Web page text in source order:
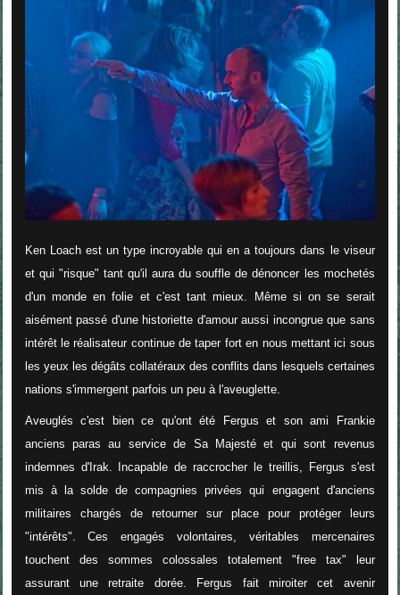
Ken Loach est un type incroyable qui en a toujours dans le viseur
et qui "risque" tant qu'il aura du souffle de dénoncer les mochetés
d'un monde en folie et c'est tant mieux. Même si on se serait
aisément passé d'une historiette d'amour aussi incongrue que sans
intérêt le réalisateur continue de taper fort en nous mettant ici sous
les yeux les dégâts collatéraux des conflits dans lesquels certaines
nations s'immergent parfois un peu à l'aveuglette.
Aveuglés c'est bien ce qu'ont été Fergus et son ami Frankie
anciens paras au service de Sa Majesté et qui sont revenus
indemnes d'Irak. Incapable de raccrocher le treillis, Fergus s'est
mis à la solde de compagnies privées qui engagent d'anciens
militaires chargés de retourner sur place pour protéger leurs
"intérêts". Ces engagés volontaires, véritables mercenaires
touchent des sommes colossales totalement "free tax" leur
assurant une retraite dorée. Fergus fait miroiter cet avenir